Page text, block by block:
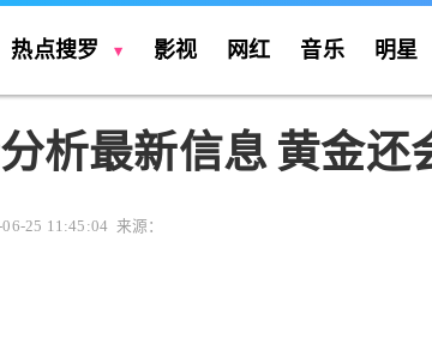
热点搜罗 影视 网红 音乐 明星
析最新信息 黄金还
25 11:45:04 来源：